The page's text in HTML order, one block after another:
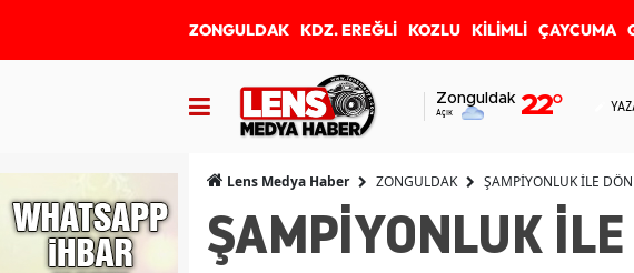
ZONGULDAK KDZ. EREĞLİ KOZLU KİLİMLİ ÇAYCUMA
Zonguldak
Açık 22°
Lens Medya Haber ZONGULDAK ŞAMPİYONLUK İLE
ŞAMPİYONLUK